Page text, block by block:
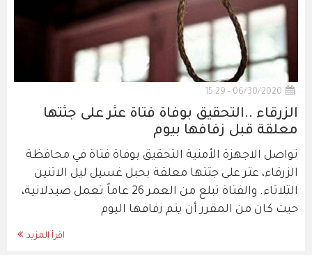
06/30/2020 - 15:29
الزرقاء ..التحقيق بوفاة فتاة عثر على جثتها
معلقة قبل زفافها بيوم
تواصل الاجهزة الأمنية التحقيق بوفاة فتاة في محافظة
الزرقاء، عثر على جثتها معلقة بحبل غسيل ليل الاثنين
الثلاثاء. والفتاة تبلغ من العمر 26 عاماً تعمل صيدلانية،
حيث كان من المقرر أن يتم زفافها اليوم
اقرأ المزيد